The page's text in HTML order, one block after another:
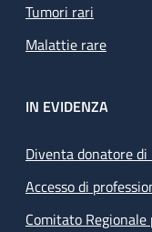
Tumori rari
Malattie rare
IN EVIDENZA
Diventa donatore
Accesso di
Comitato Regionale